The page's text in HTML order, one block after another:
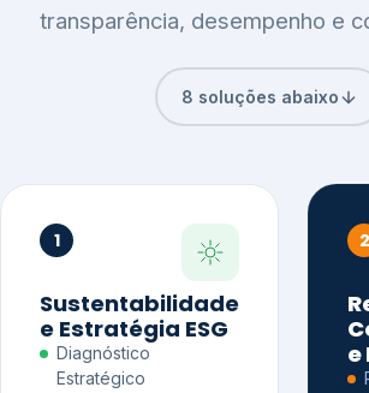
transparência, desempenho e
8 soluções abaixo
1
Sustentabilidade
e Estratégia ESG
Diagnóstico
Estratégico
2
e